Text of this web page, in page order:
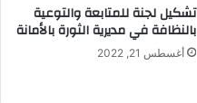
تشكيل لجنة للمتابعة والتوعية
بالنظافة في مديرية الثورة بالأمانة
أغسطس 21, 2022